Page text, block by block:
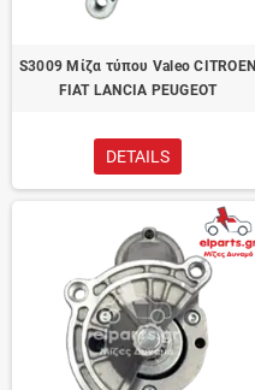
S3009 Μίζα τύπου Valeo CITROEN
FIAT LANCIA PEUGEOT
DETAILS